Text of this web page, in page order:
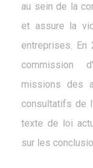
au sein de la
et assure la
entreprises.
commission
missions des
consultatifs de
texte de loi
sur les